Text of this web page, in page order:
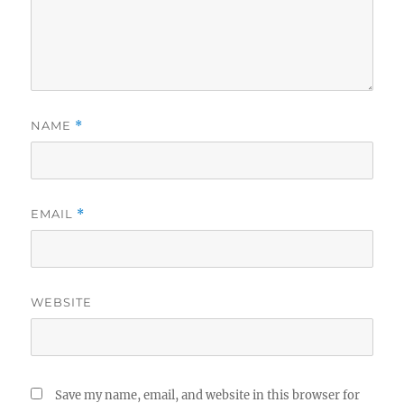
NAME *
EMAIL *
WEBSITE
Save my name, email, and website in this browser for